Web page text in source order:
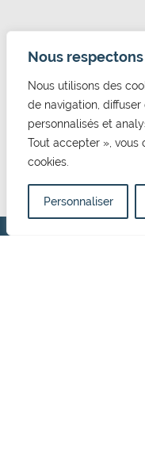
Nous
Nous utilisons des
de navigation,
personnalisés et
Tout accepter », vous
cookies.
Personnaliser
Mairie de
20 rue de l'Eglise
02 31